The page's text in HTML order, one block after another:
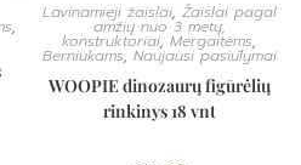
,
Lavinamieji žaislai, Žaislai pagal
amžių nuo 3 metų,
konstruktoriai, Mergaitėms,
Berniukams, Naujausi pasiūlymai
WOOPIE dinozaurų figūrėlių
rinkinys 18 vnt